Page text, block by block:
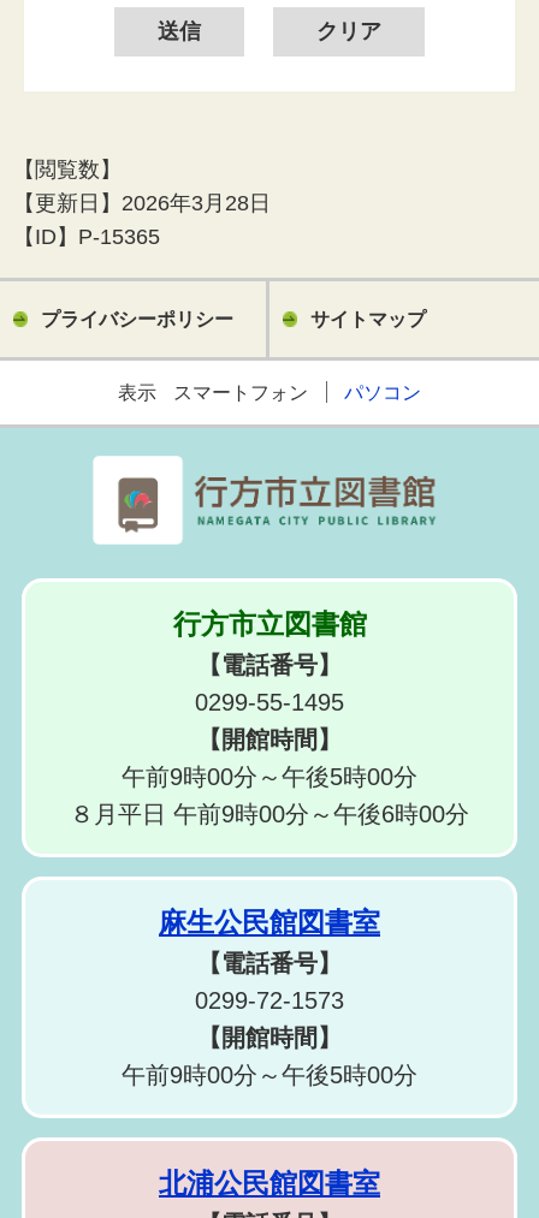
【閲覧数】
【更新日】 2026年3月28日
【ID】 P-15365
プライバシーポリシー サイトマップ
表示 スマートフォン パソコン
行方市立図書館
【電話番号】
0299-55-1495
【開館時間】
午前9時00分～午後5時00分
８月平日 午前9時00分～午後6時00分
麻生公民館図書室
【電話番号】
0299-72-1573
【開館時間】
午前9時00分～午後5時00分
北浦公民館図書室